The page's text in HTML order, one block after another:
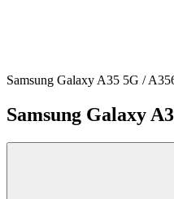
Samsung Galaxy A35 5G /
Samsung Galaxy